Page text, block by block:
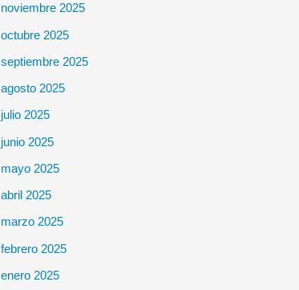
noviembre 2025
octubre 2025
septiembre 2025
agosto 2025
julio 2025
junio 2025
mayo 2025
abril 2025
marzo 2025
febrero 2025
enero 2025